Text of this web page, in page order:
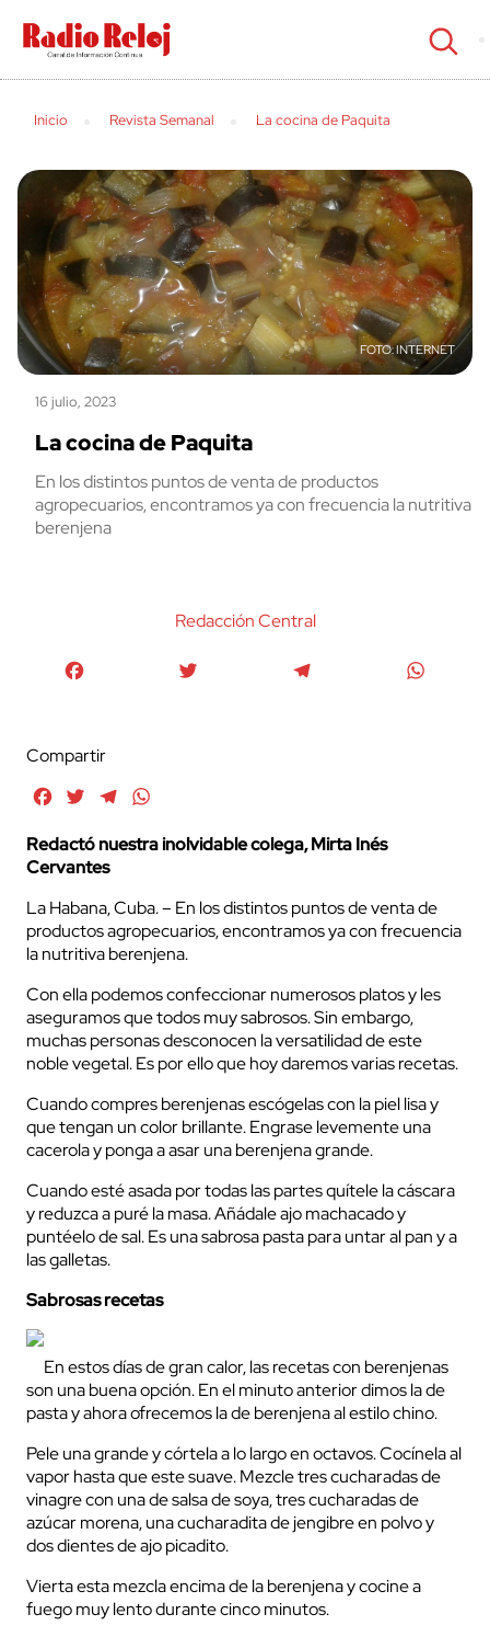
cerrar
Inicio Revista Semanal La cocina de Paquita
INTERNET
16 julio, 2023
La cocina de Paquita
En los distintos puntos de venta de productos
agropecuarios, encontramos ya con frecuencia la nutritiva
berenjena
Redacción Central
Compartir
FacebookTwitterTelegram
Redactó nuestra inolvidable colega, Mirta Inés
Cervantes
La Habana, Cuba. – En los distintos puntos de venta de
productos agropecuarios, encontramos ya con frecuencia
la nutritiva berenjena.
Con ella podemos confeccionar numerosos platos y les
aseguramos que todos muy sabrosos. Sin embargo,
muchas personas desconocen la versatilidad de este
noble vegetal. Es por ello que hoy daremos varias recetas.
Cuando compres berenjenas escógelas con la piel lisa y
que tengan un color brillante. Engrase levemente una
cacerola y ponga a asar una berenjena grande.
Cuando esté asada por todas las partes quítele la cáscara
y reduzca a puré la masa. Añádale ajo machacado y
puntéelo de sal. Es una sabrosa pasta para untar al pan y a
las galletas.
Sabrosas recetas
En estos días de gran calor, las recetas con berenjenas
son una buena opción. En el minuto anterior dimos la de
pasta y ahora ofrecemos la de berenjena al estilo chino.
Pele una grande y córtela a lo largo en octavos. Cocínela al
vapor hasta que este suave. Mezcle tres cucharadas de
vinagre con una de salsa de soya, tres cucharadas de
azúcar morena, una cucharadita de jengibre en polvo y
dos dientes de ajo picadito.
Vierta esta mezcla encima de la berenjena y cocine a
fuego muy lento durante cinco minutos.